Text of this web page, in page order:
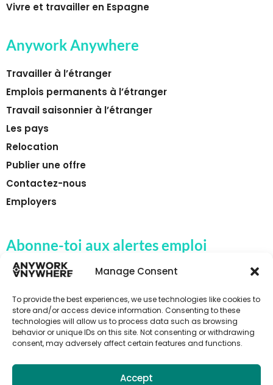
Manage Consent
To provide the best experiences, we use technologies like cookies to
store and/or access device information. Consenting to these
technologies will allow us to process data such as browsing
behavior or unique IDs on this site. Not consenting or withdrawing
consent, may adversely affect certain features and functions.
Accept
Vivre et travailler en Espagne
Anywork Anywhere
Travailler à l’étranger
Emplois permanents à l’étranger
Travail saisonnier à l’étranger
Les pays
Relocation
Publier une offre
Contactez-nous
Employers
Abonne-toi aux alertes emploi
d'Anywork Anywhere
🌞 REÇOIS DES ALERTES EMPLOI